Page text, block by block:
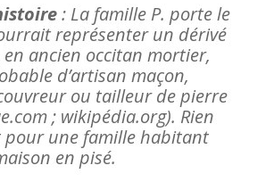
: La famille P. porte le
représenter un dérivé
en ancien occitan mortier,
d’artisan maçon,
ou tailleur de pierre
; wikipédia.org). Rien
pour une famille habitant
en pisé.